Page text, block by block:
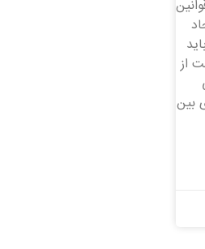
از
بین